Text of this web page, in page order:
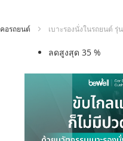
คอรถยนต์ เบาะรองนั่งในรถยนต์
ข้าม
ที่
ลดสูงสุด 35 %